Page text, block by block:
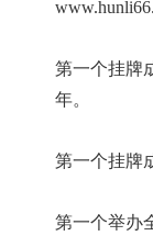
第一个挂牌
年。
第一个挂牌
第一个举办